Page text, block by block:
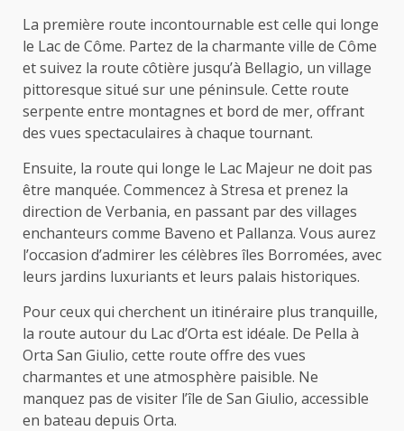
La première route incontournable est celle qui longe
le Lac de Côme. Partez de la charmante ville de Côme
et suivez la route côtière jusqu’à Bellagio, un village
pittoresque situé sur une péninsule. Cette route
serpente entre montagnes et bord de mer, offrant
des vues spectaculaires à chaque tournant.
Ensuite, la route qui longe le Lac Majeur ne doit pas
être manquée. Commencez à Stresa et prenez la
direction de Verbania, en passant par des villages
enchanteurs comme Baveno et Pallanza. Vous aurez
l’occasion d’admirer les célèbres îles Borromées, avec
leurs jardins luxuriants et leurs palais historiques.
Pour ceux qui cherchent un itinéraire plus tranquille,
la route autour du Lac d’Orta est idéale. De Pella à
Orta San Giulio, cette route offre des vues
charmantes et une atmosphère paisible. Ne
manquez pas de visiter l’île de San Giulio, accessible
en bateau depuis Orta.